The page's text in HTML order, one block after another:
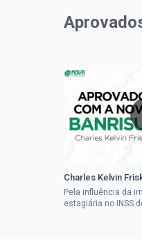
Charles Kelvin
Pela influência da
estagiária no INSS